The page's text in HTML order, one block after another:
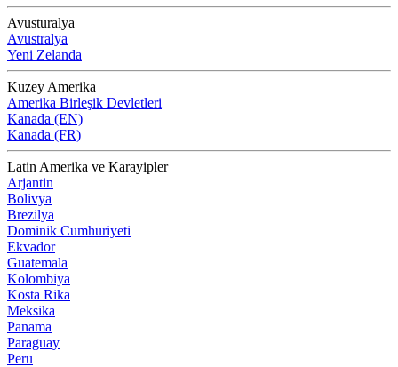
Avusturalya
Avustralya
Yeni Zelanda
Kuzey Amerika
Amerika Birleşik Devletleri
Kanada (EN)
Kanada (FR)
Latin Amerika ve Karayipler
Arjantin
Bolivya
Brezilya
Dominik Cumhuriyeti
Ekvador
Guatemala
Kolombiya
Kosta Rika
Meksika
Panama
Paraguay
Peru